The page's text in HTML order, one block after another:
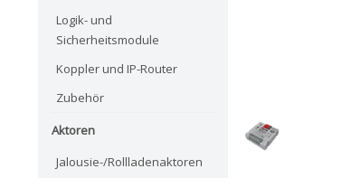
Logik- und
Sicherheitsmodule
Koppler und IP-Router
Zubehör
Aktoren
Jalousie-/Rollladenaktoren